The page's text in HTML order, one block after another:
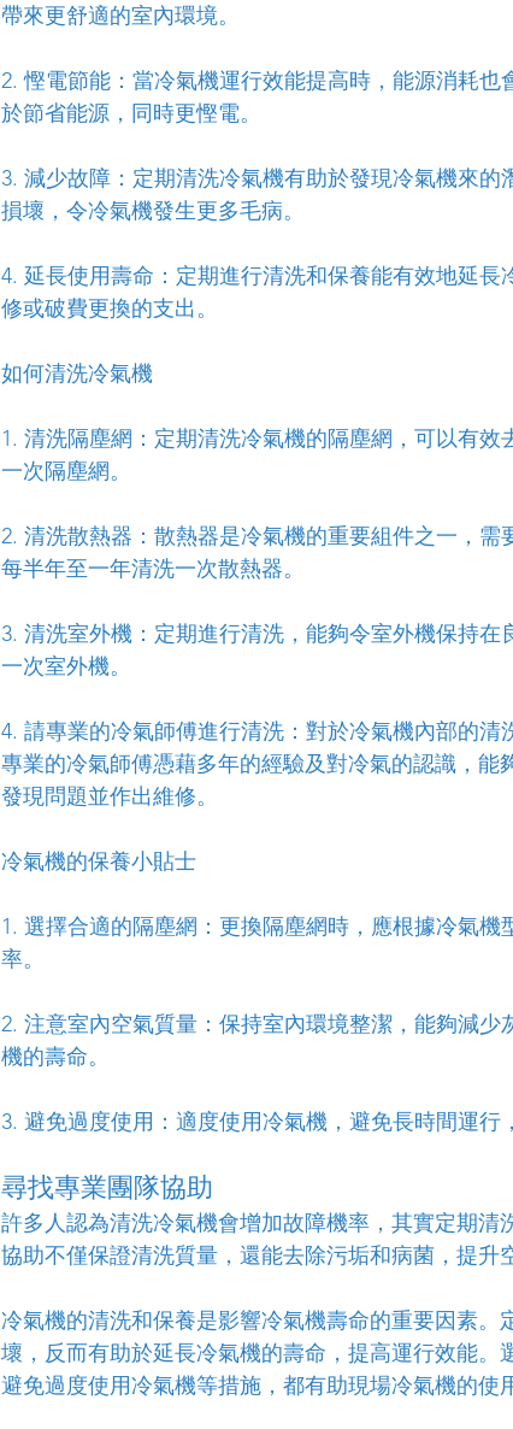
帶來更舒適的室內環境。
2. 慳電節能：當冷氣機運行效能提高時，能源消耗
於節省能源，同時更慳電。
3. 減少故障：定期清洗冷氣機有助於發現冷氣機來
損壞，令冷氣機發生更多毛病。
4. 延長使用壽命：定期進行清洗和保養能有效地延
修或破費更換的支出。
如何清洗冷氣機
1. 清洗隔塵網：定期清洗冷氣機的隔塵網，可以有
一次隔塵網。
2. 清洗散熱器：散熱器是冷氣機的重要組件之一，
每半年至一年清洗一次散熱器。
3. 清洗室外機：定期進行清洗，能夠令室外機保持
一次室外機。
4. 請專業的冷氣師傅進行清洗：對於冷氣機內部的清
專業的冷氣師傅憑藉多年的經驗及對冷氣的認識，
發現問題並作出維修。
冷氣機的保養小貼士
1. 選擇合適的隔塵網：更換隔塵網時，應根據冷氣
率。
2. 注意室內空氣質量：保持室內環境整潔，能夠減
機的壽命。
3. 避免過度使用：適度使用冷氣機，避免長時間運行
尋找專業團隊協助
許多人認為清洗冷氣機會增加故障機率，其實定期清
協助不僅保證清洗質量，還能去除污垢和病菌，提升
冷氣機的清洗和保養是影響冷氣機壽命的重要因素。
壞，反而有助於延長冷氣機的壽命，提高運行效能。
避免過度使用冷氣機等措施，都有助現場冷氣機的使